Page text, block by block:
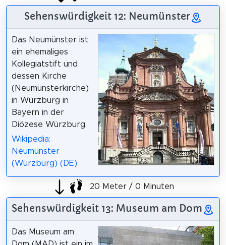
Sehenswürdigkeit 12: Neumünster
Das Neumünster ist
ein ehemaliges
Kollegiatstift und
dessen Kirche
(Neumünsterkirche)
in Würzburg in
Bayern in der
Diözese Würzburg.
Wikipedia:
Neumünster
(Würzburg) (DE)
20 Meter / 0 Minuten
Sehenswürdigkeit 13: Museum am Dom
Das Museum am